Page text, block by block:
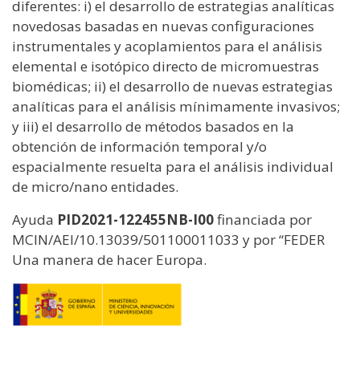
diferentes: i) el desarrollo de estrategias analíticas
novedosas basadas en nuevas configuraciones
instrumentales y acoplamientos para el análisis
elemental e isotópico directo de micromuestras
biomédicas; ii) el desarrollo de nuevas estrategias
analíticas para el análisis mínimamente invasivos;
y iii) el desarrollo de métodos basados en la
obtención de información temporal y/o
espacialmente resuelta para el análisis individual
de micro/nano entidades.
Ayuda PID2021-122455NB-I00financiada por
MCIN/AEI/10.13039/501100011033 y por “FEDER
Una manera de hacer Europa.